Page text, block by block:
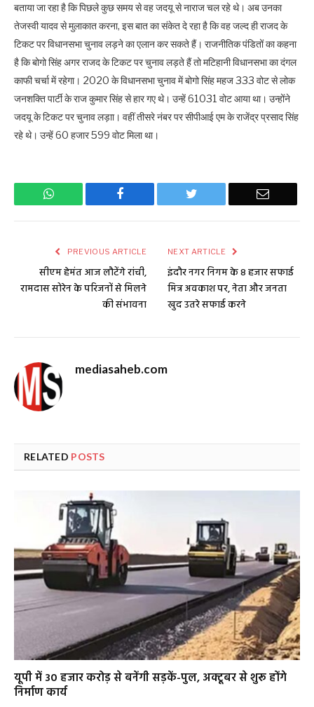
बताया जा रहा है कि पिछले कुछ समय से वह जदयू से नाराज चल रहे थे। अब उनका
तेजस्वी यादव से मुलाकात करना, इस बात का संकेत दे रहा है कि वह जल्द ही राजद के
टिकट पर विधानसभा चुनाव लड़ने का एलान कर सकते हैं। राजनीतिक पंडितों का कहना
है कि बोगो सिंह अगर राजद के टिकट पर चुनाव लड़ते हैं तो मटिहानी विधानसभा का दंगल
काफी चर्चा में रहेगा। 2020 के विधानसभा चुनाव में बोगो सिंह महज 333 वोट से लोक
जनशक्ति पार्टी के राज कुमार सिंह से हार गए थे। उन्हें 61031 वोट आया था। उन्होंने
जदयू के टिकट पर चुनाव लड़ाा। वहीं तीसरे नंबर पर सीपीआई एम के राजेंद्र प्रसाद सिंह
रहे थे। उन्हें 60 हजार 599 वोट मिला था।
WhatsApp Facebook Twitter Email
PREVIOUS ARTICLE
सीएम हेमंत आज लौटेंगे रांची,
रामदास सोरेन के परिजनों से मिलने
की संभावना
NEXT ARTICLE
इंदौर नगर निगम के 8 हजार सफाई
मित्र अवकाश पर, नेता और जनता
खुद उतरे सफाई करने
mediasaheb.com
RELATED POSTS
यूपी में 30 हजार करोड़ से बनेंगी सड़कें-पुल, अक्टूबर से शुरू होंगे
निर्माण कार्य